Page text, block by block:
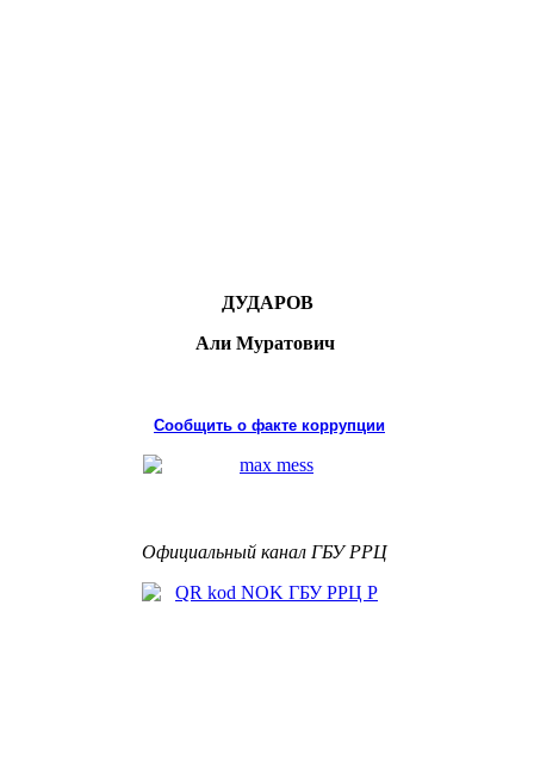
ДУДАРОВ
Али Муратович
Сообщить о факте коррупции
Официальный канал ГБУ РРЦ